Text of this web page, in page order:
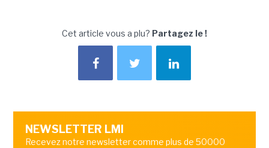
Cet article vous a plu? Partagez le !
NEWSLETTER LMI
Recevez notre newsletter comme plus de 50000